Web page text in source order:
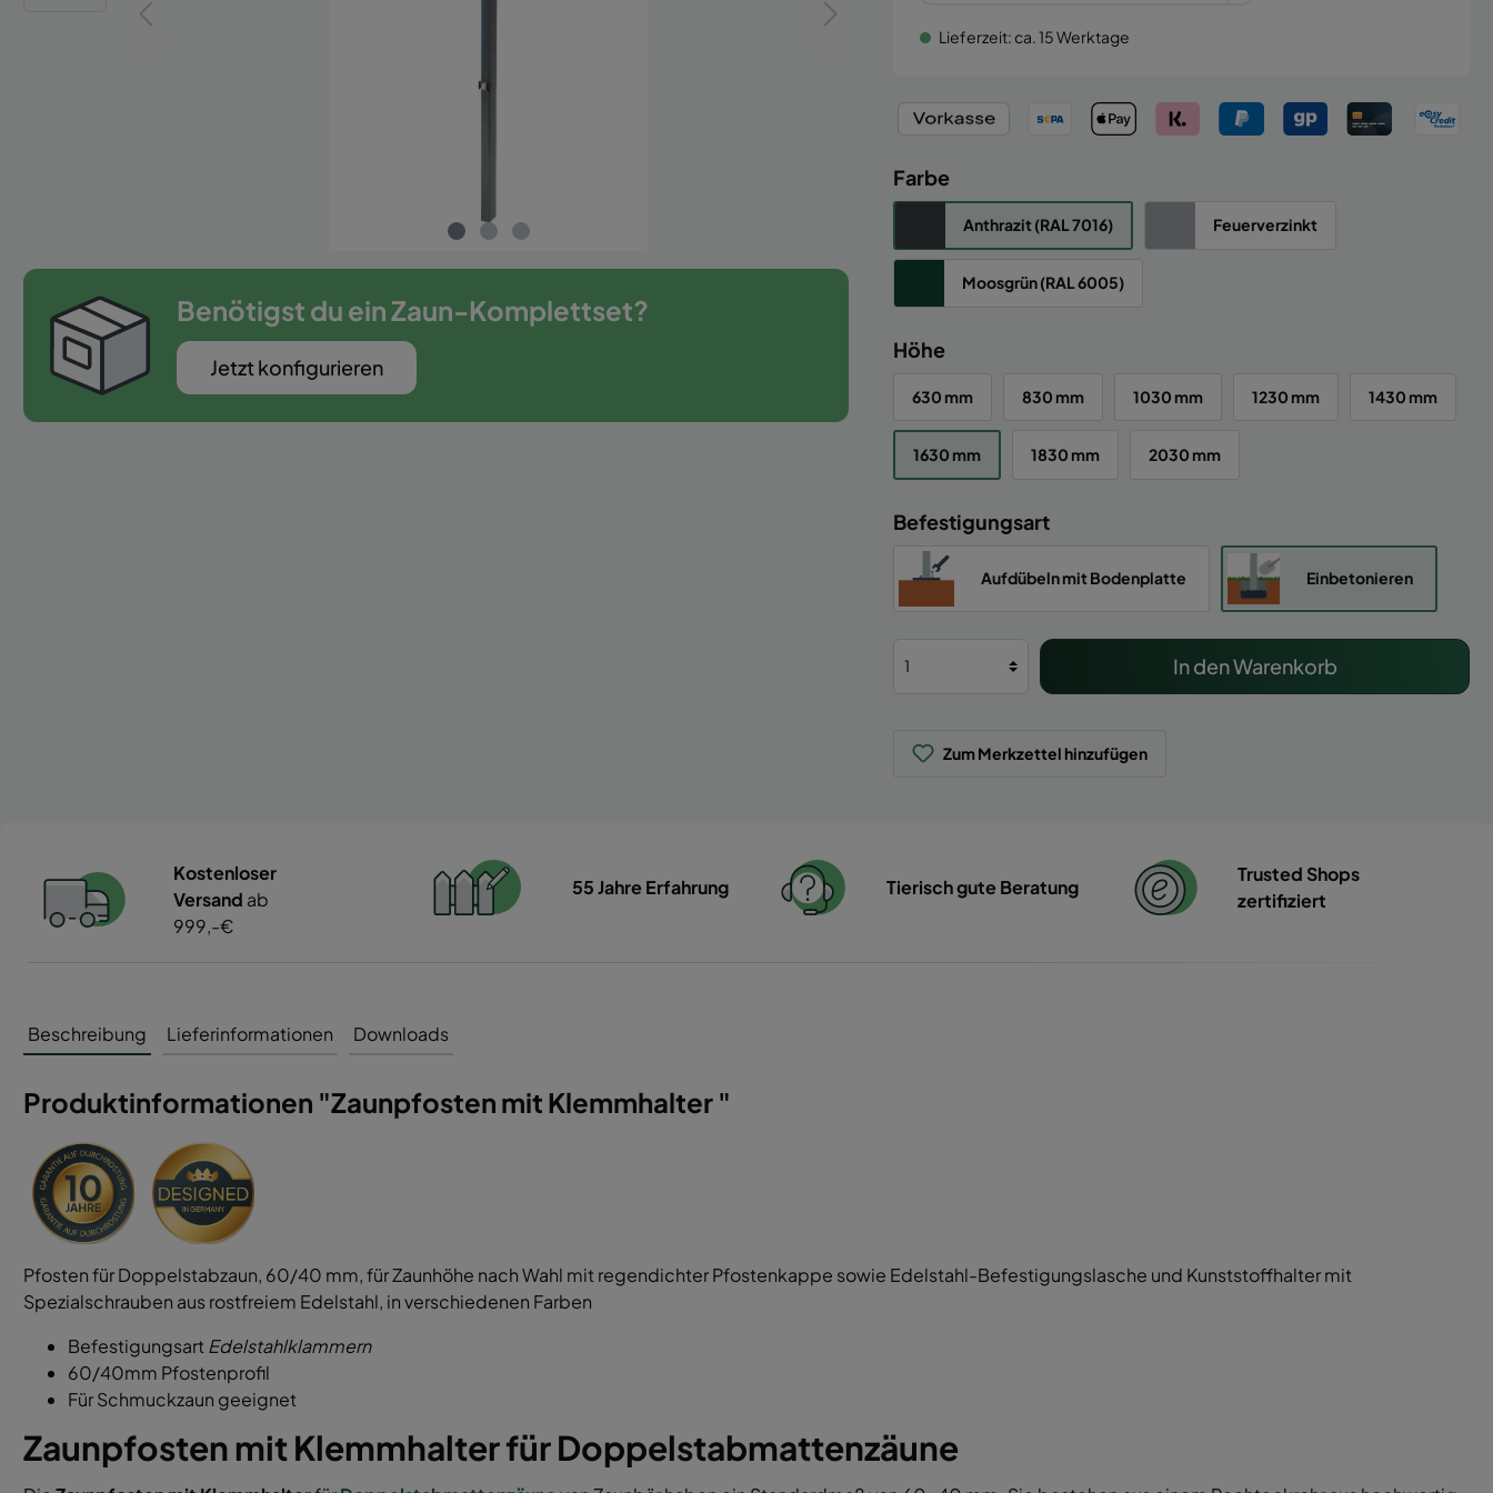
Zaun-Zubehör
Benötigst du ein Zaun-Komplettset?
Jetzt konfigurieren
Lieferzeit: ca. 15 Werktage
Farbe
Anthrazit (RAL 7016) Feuerverzinkt
Moosgrün (RAL 6005)
Höhe
630 mm 830 mm 1030 mm 1230 mm 1430 mm
1630 mm 1830 mm 2030 mm
Befestigungsart
Aufdübeln mit Bodenplatte Einbetonieren
In den Warenkorb
Zum Merkzettel hinzufügen
Kostenloser
Versand ab
999,-€
55 Jahre Erfahrung Tierisch gute Beratung
Trusted Shops
zertifiziert
Beschreibung Lieferinformationen Downloads
Produktinformationen "Zaunpfosten mit Klemmhalter "
Pfosten für Doppelstabzaun, 60/40 mm, für Zaunhöhe nach Wahl mit regendichter Pfostenkappe sowie Edelstahl-Befestigungslasche und Kunststoffhalter mit
Spezialschrauben aus rostfreiem Edelstahl, in verschiedenen Farben
Befestigungsart Edelstahlklammern
60/40mm Pfostenprofil
Für Schmuckzaun geeignet
Zaunpfosten mit Klemmhalter für Doppelstabmattenzäune